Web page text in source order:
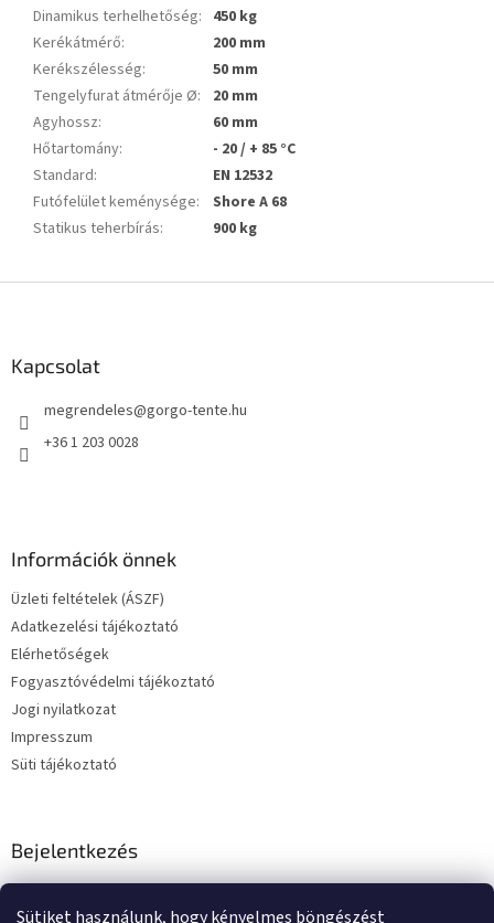
Sütiket használunk, hogy kényelmes böngészést
Dinamikus terhelhetőség: 450 kg
Kerékátmérő:
200 mm
Kerékszélesség:
50 mm
Tengelyfurat átmérője Ø:
20 mm
Agyhossz:
60 mm
Hőtartomány:
- 20 / + 85 °C
Standard:
EN 12532
Futófelület keménysége:
Shore A 68
Statikus teherbírás: 900 kg
Kapcsolat
megrendeles@gorgo-tente.hu
+36 1 203 0028
Információk önnek
Üzleti feltételek (ÁSZF)
Adatkezelési tájékoztató
Elérhetőségek
Fogyasztóvédelmi tájékoztató
Jogi nyilatkozat
Impresszum
Süti tájékoztató
Bejelentkezés